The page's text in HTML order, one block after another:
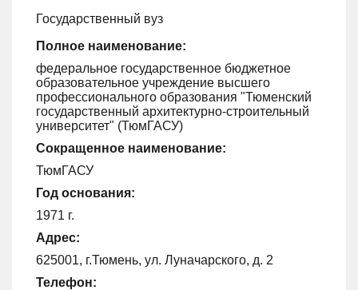
Государственный вуз
Полное наименование:
федеральное государственное бюджетное
образовательное учреждение высшего
профессионального образования "Тюменский
государственный архитектурно-строительный
университет" (ТюмГАСУ)
Сокращенное наименование:
ТюмГАСУ
Год основания:
1971 г.
Адрес:
625001, г.Тюмень, ул. Луначарского, д. 2
Телефон: